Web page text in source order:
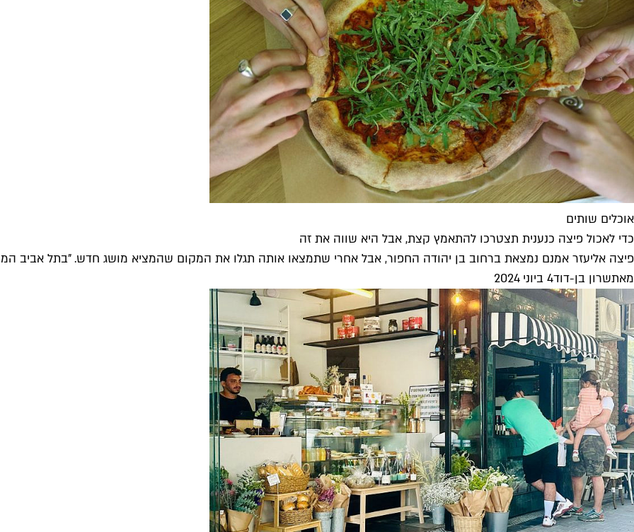
אוכלים שותים
כדי לאכול פיצה כנענית תצטרכו להתאמץ קצת, אבל היא שווה את זה
פיצה אליעזר אמנם נמצאת ברחוב בן יהודה החפור, אבל אחרי שתמצאו אותה תגלו את המקום שהמציא מושג חדש. "בתל אביב
מאתשרון בן-דוד4 ביוני 2024